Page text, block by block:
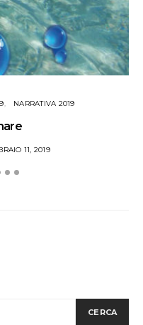
NARRATIVA 2019
11, 2019
CERCA